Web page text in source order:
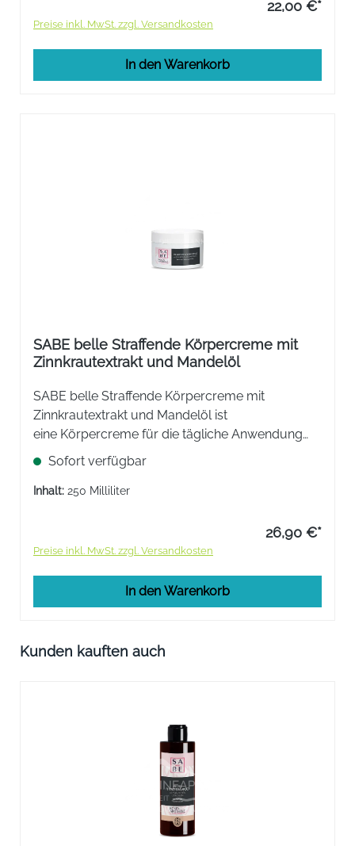
22,00 €*
Preise inkl. MwSt. zzgl. Versandkosten
In den Warenkorb
SABE belle Straffende Körpercreme mit
Zinnkrautextrakt und Mandelöl
SABE belle Straffende Körpercreme mit
Zinnkrautextrakt und Mandelöl ist
eine Körpercreme für die tägliche Anwendung
mit einer intensiv elastizitätsfördernden,
feuchtigkeitsspendenden und rückfettenden
Wirkung.
Sofort verfügbar
Inhalt: 250 Milliliter
26,90 €*
Preise inkl. MwSt. zzgl. Versandkosten
In den Warenkorb
Produktgalerie überspringen
Kunden kauften auch